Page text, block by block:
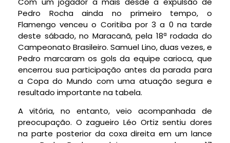
Pedro Rocha ainda no primeiro tempo, o
Flamengo venceu o Coritiba por 3 a 0 na tarde
deste sábado, no Maracanã, pela 18ª rodada do
Campeonato Brasileiro. Samuel Lino, duas vezes, e
Pedro marcaram os gols da equipe carioca, que
encerrou sua participação antes da parada para
a Copa do Mundo com uma atuação segura e
resultado importante na tabela.
A vitória, no entanto, veio acompanhada de
preocupação. O zagueiro Léo Ortiz sentiu dores
na parte posterior da coxa direita em um lance